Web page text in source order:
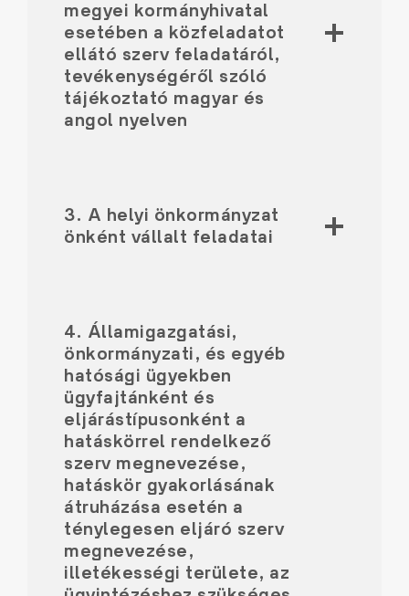
megyei kormányhivatal
esetében a közfeladatot
ellátó szerv feladatáról,
tevékenységéről szóló
tájékoztató magyar és
angol nyelven
3. A helyi önkormányzat
önként vállalt feladatai
4. Államigazgatási,
önkormányzati, és egyéb
hatósági ügyekben
ügyfajtánként és
eljárástípusonként a
hatáskörrel rendelkező
szerv megnevezése,
hatáskör gyakorlásának
átruházása esetén a
ténylegesen eljáró szerv
megnevezése,
illetékességi területe, az